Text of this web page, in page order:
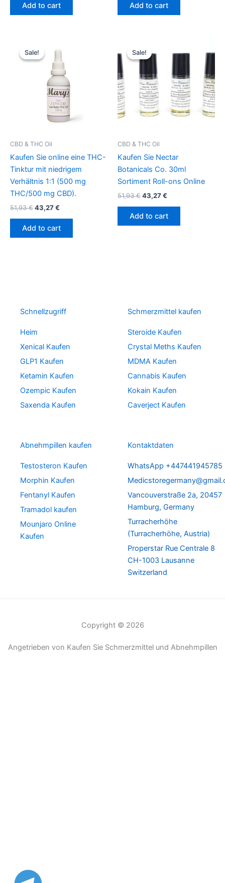
Add to cart Add to cart
Sale!
Sale!
CBD & THC Oil
Kaufen Sie online eine THC-
Tinktur mit niedrigem
Verhältnis 1:1 (500 mg
THC/500 mg CBD).
51,93€
price
was:
51,93 €.
43,27€
price
is:
Add to cart
Sale!
Sale!
CBD & THC Oil
Kaufen Sie Nectar
Botanicals Co. 30ml
Sortiment Roll-ons Online
51,93€
price
was:
51,93 €.
43,27€
is:
43,27 €.
Add to cart
Schnellzugriff
Heim
Xenical Kaufen
GLP1 Kaufen
Ketamin Kaufen
Ozempic Kaufen
Saxenda Kaufen
Schmerzmittel kaufen
Steroide Kaufen
Crystal Meths Kaufen
MDMA Kaufen
Cannabis Kaufen
Kokain Kaufen
Caverject Kaufen
Abnehmpillen kaufen
Testosteron Kaufen
Morphin Kaufen
Fentanyl Kaufen
Tramadol kaufen
Mounjaro Online
Kaufen
Kontaktdaten
WhatsApp +447441945785
Vancouverstraße 2a, 20457
Hamburg, Germany
Turracherhöhe
(Turracherhöhe, Austria)
Properstar Rue Centrale 8
CH-1003 Lausanne
Switzerland
Copyright © 2026
Angetrieben von Kaufen Sie Schmerzmittel und Abnehmpillen